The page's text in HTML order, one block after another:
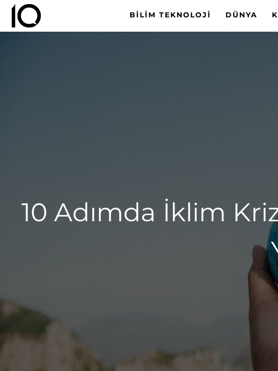
BILIM TEKNOLOJI DÜNYA
10 Adımda İklim